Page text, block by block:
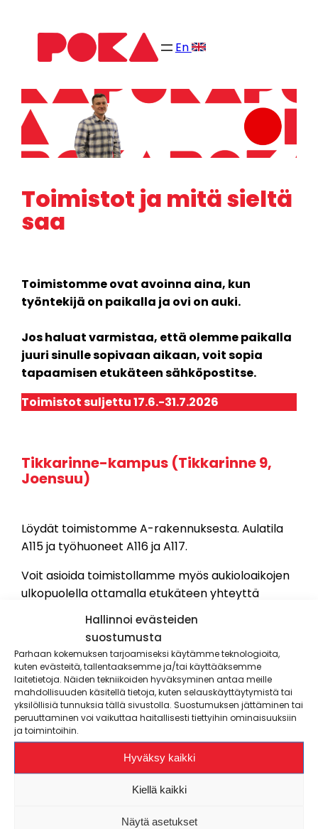
Hallinnoi evästeiden
suostumusta
Parhaan kokemuksen tarjoamiseksi käytämme teknologioita,
kuten evästeitä, tallentaaksemme ja/tai käyttääksemme
laitetietoja. Näiden tekniikoiden hyväksyminen antaa meille
mahdollisuuden käsitellä tietoja, kuten selauskäyttäytymistä tai
yksilöllisiä tunnuksia tällä sivustolla. Suostumuksen jättäminen tai
peruuttaminen voi vaikuttaa haitallisesti tiettyihin ominaisuuksiin
ja toimintoihin.
Hyväksy kaikki
Kiellä kaikki
Näytä asetukset
sisältöön
En
Toimistot ja mitä sieltä
saa
Toimistomme ovat avoinna aina, kun
työntekijä on paikalla ja ovi on auki.
Jos haluat varmistaa, että olemme paikalla
juuri sinulle sopivaan aikaan, voit sopia
tapaamisen etukäteen sähköpostitse.
Toimistot suljettu 17.6.-31.7.2026
Tikkarinne-kampus (Tikkarinne 9,
Joensuu)
Löydät toimistomme A-rakennuksesta. Aulatila
A115 ja työhuoneet A116 ja A117.
Voit asioida toimistollamme myös aukioloaikojen
ulkopuolella ottamalla etukäteen yhteyttä
sähköpostilla tai puhelimitse, mikäli haluat
varmistaa, että olemme paikalla.
Laita viestiä:ville-petteri.kujansuu@karelia.fi
Palvelut
Opiskelijakortti- ja jäsenpalvelut, SYKETTÄ-
korkeakoululiikunnan palvelut, urheiluvälineiden ja
pelien lainaus, neuvonta, haalarimerkkimyynti.
Wärtsilä-kampus (Karjalankatu 3,